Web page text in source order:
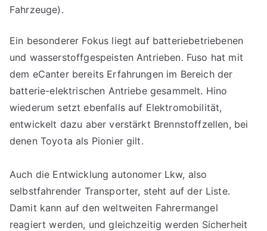
Fahrzeuge).
Ein besonderer Fokus liegt auf batteriebetriebenen
und wasserstoffgespeisten Antrieben. Fuso hat mit
dem eCanter bereits Erfahrungen im Bereich der
batterie-elektrischen Antriebe gesammelt. Hino
wiederum setzt ebenfalls auf Elektromobilität,
entwickelt dazu aber verstärkt Brennstoffzellen, bei
denen Toyota als Pionier gilt.
Auch die Entwicklung autonomer Lkw, also
selbstfahrender Transporter, steht auf der Liste.
Damit kann auf den weltweiten Fahrermangel
reagiert werden, und gleichzeitig werden Sicherheit